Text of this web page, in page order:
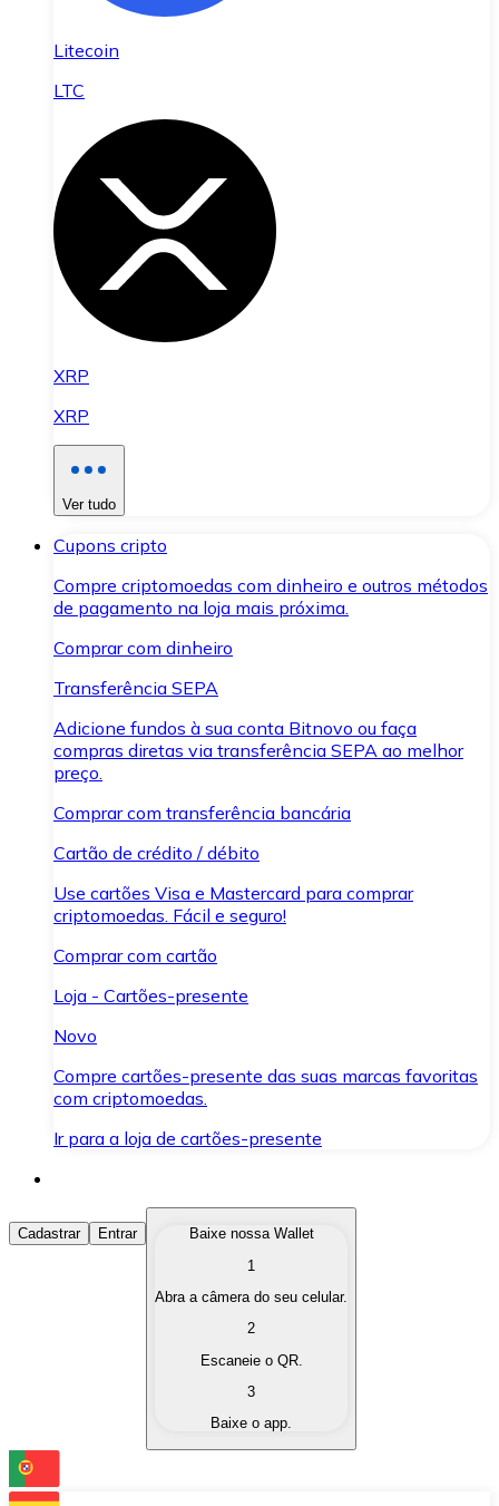
Litecoin
LTC
XRP
XRP
Ver tudo
Cupons cripto
Compre criptomoedas com dinheiro e outros métodos
de pagamento na loja mais próxima.
Comprar com dinheiro
Transferência SEPA
Adicione fundos à sua conta Bitnovo ou faça
compras diretas via transferência SEPA ao melhor
preço.
Comprar com transferência bancária
Cartão de crédito / débito
Use cartões Visa e Mastercard para comprar
criptomoedas. Fácil e seguro!
Comprar com cartão
Loja - Cartões-presente
Novo
Compre cartões-presente das suas marcas favoritas
com criptomoedas.
Ir para a loja de cartões-presente
Comprar Criptomoedas
Compre as criptomoedas de seu interesse de forma
Converta suas criptomoedas em moeda fiduciária
Troque uma criptomoeda por outra
Cadastrar Entrar
Baixe nossa Wallet
1
Abra a câmera do seu celular.
2
Escaneie o QR.
3
Baixe o app.